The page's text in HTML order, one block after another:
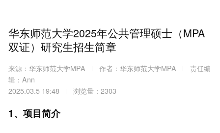
华东师范大学2025年公共管理硕士（MPA
双证）研究生招生简章
来源：华东师范大学MPA 作者：华东师范大学MPA
责任编
辑：Ann
2025.03.5 19:48
浏览量：2303
1、项目简介